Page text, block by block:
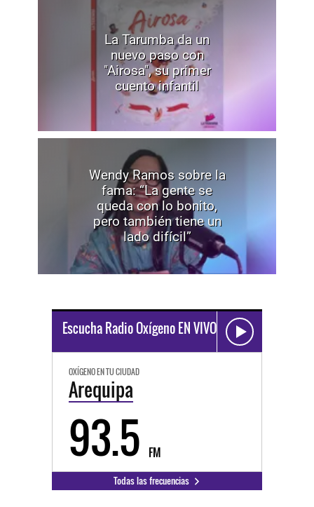
La Tarumba da un
nuevo paso con
"Airosa", su primer
cuento infantil
Wendy Ramos sobre la
fama: “La gente se
queda con lo bonito,
pero también tiene un
lado difícil”
Escucha Radio Oxígeno EN VIVO
OXÍGENO EN TU CIUDAD
Arequipa
93.5 FM
Todas las frecuencias